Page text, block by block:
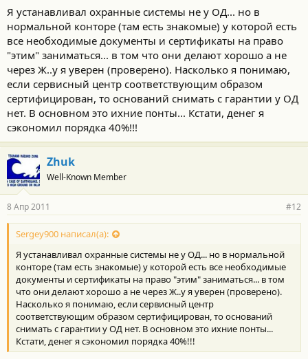
Я устанавливал охранные системы не у ОД... но в
нормальной конторе (там есть знакомые) у которой есть
все необходимые документы и сертификаты на право
"этим" заниматься... в том что они делают хорошо а не
через Ж..у я уверен (проверено). Насколько я понимаю,
если сервисный центр соответствующим образом
сертифицирован, то оснований снимать с гарантии у ОД
нет. В основном это ихние понты... Кстати, денег я
сэкономил порядка 40%!!!
Zhuk
Well-Known Member
8 Апр 2011 #12
Sergey900 написал(а):
Я устанавливал охранные системы не у ОД... но в нормальной
конторе (там есть знакомые) у которой есть все необходимые
документы и сертификаты на право "этим" заниматься... в том
что они делают хорошо а не через Ж..у я уверен (проверено).
Насколько я понимаю, если сервисный центр
соответствующим образом сертифицирован, то оснований
снимать с гарантии у ОД нет. В основном это ихние понты...
Кстати, денег я сэкономил порядка 40%!!!